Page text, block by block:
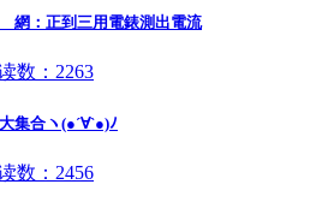
網：正到三用電錶測出電流
数：2263
集合ヽ(●´∀`●)ﾉ
数：2456